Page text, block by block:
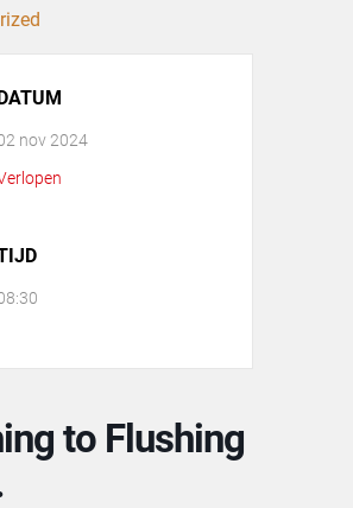
nov 2024
to Flushing